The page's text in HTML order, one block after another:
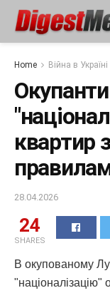
Home Війна в Україні
квартир
28.04.2026
24
SHARES
В окупованому
"націоналізацію"